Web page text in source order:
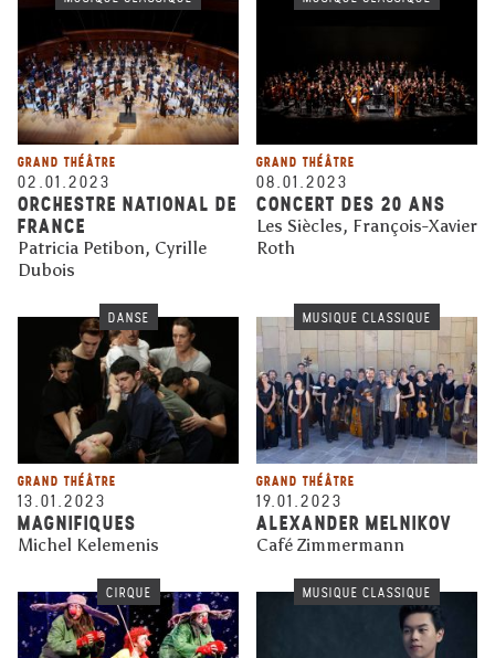
GRAND THÉÂTRE
02.01.2023
ORCHESTRE NATIONAL DE
FRANCE
Patricia Petibon, Cyrille
Dubois
GRAND THÉÂTRE
08.01.2023
CONCERT DES 20 ANS
Les Siècles, François-Xavier
Roth
DANSE
GRAND THÉÂTRE
13.01.2023
MAGNIFIQUES
Michel Kelemenis
MUSIQUE CLASSIQUE
GRAND THÉÂTRE
19.01.2023
ALEXANDER MELNIKOV
Café Zimmermann
CIRQUE MUSIQUE CLASSIQUE